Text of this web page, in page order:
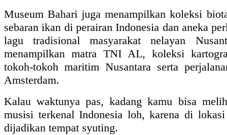
Museum Bahari juga menampilkan koleksi
sebaran ikan di perairan Indonesia dan aneka
lagu tradisional masyarakat nelayan
menampilkan matra TNI AL, koleksi
tokoh-tokoh maritim Nusantara serta
Amsterdam.
Kalau waktunya pas, kadang kamu bisa
musisi terkenal Indonesia loh, karena di
dijadikan tempat syuting.